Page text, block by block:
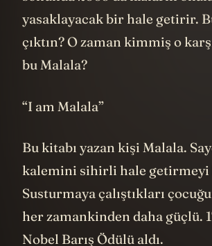
yasaklayacak bir hale getirir.
çıktın? O zaman kimmiş o
bu Malala?
“I am Malala”
Bu kitabı yazan kişi Malala.
kalemini sihirli hale getirmeyi
Susturmaya çalıştıkları
her zamankinden daha güçlü.
Nobel Barış Ödülü aldı.